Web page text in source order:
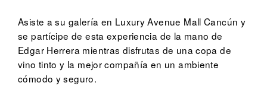
Asiste a su galería en Luxury Avenue Mall Cancún y
se partícipe de esta experiencia de la mano de
Edgar Herrera mientras disfrutas de una copa de
vino tinto y la mejor compañía en un ambiente
cómodo y seguro.